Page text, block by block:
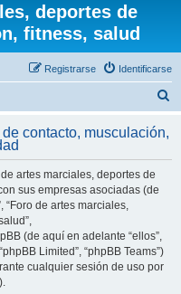
deportes de
fitness, salud
Identificarse
Registrarse
c
contacto, musculación,
artes marciales, deportes de
sus empresas asociadas (de
“Foro de artes marciales,
(de aquí en adelante “ellos”,
Limited”, “phpBB Teams”)
cualquier sesión de uso por